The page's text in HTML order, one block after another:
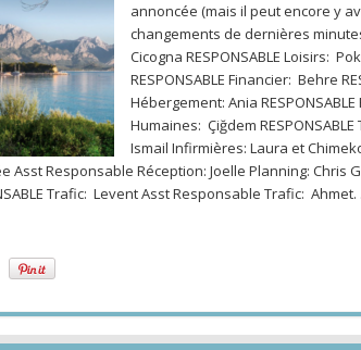
annoncée (mais il peut encore y
changements de dernières
Cicogna RESPONSABLE Loisirs:
RESPONSABLE Financier: Behre
Hébergement: Ania
Humaines: Çiğdem
Ismail Infirmières: Laura et
Asst Responsable Réception: Joelle Planning: Chris
Trafic: Levent Asst Responsable Trafic: